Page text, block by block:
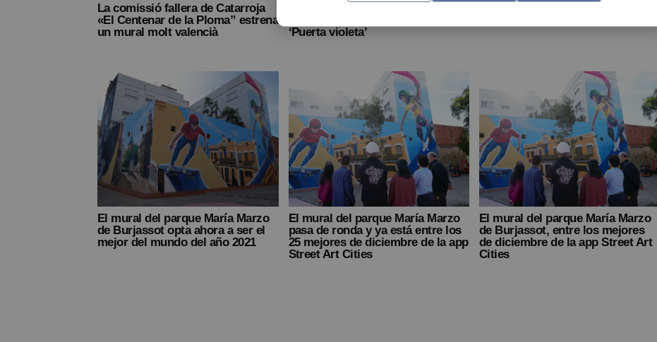
La comissió fallera de Catarroja
«El Centenar de la Ploma” estrena
un mural molt valencià
‘Puerta violeta’
El mural del parque María Marzo
de Burjassot opta ahora a ser el
mejor del mundo del año 2021
El mural del parque María Marzo
pasa de ronda y ya está entre los
25 mejores de diciembre de la app
Street Art Cities
El mural del parque María Marzo
de Burjassot, entre los mejores
de diciembre de la app Street Art
Cities